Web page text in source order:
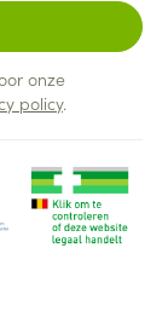
onze
policy.